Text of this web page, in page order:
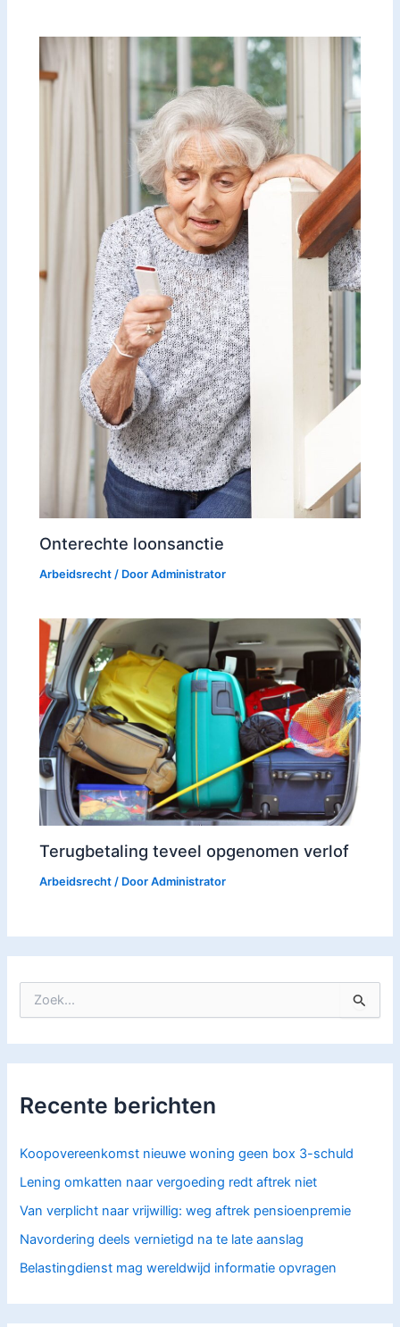
o
a
Recente berichten
Koopovereenkomst nieuwe woning geen box 3-schuld
Lening omkatten naar vergoeding redt aftrek niet
Van verplicht naar vrijwillig: weg aftrek pensioenpremie
Navordering deels vernietigd na te late aanslag
Belastingdienst mag wereldwijd informatie opvragen
Onterechte loonsanctie
Arbeidsrecht / DoorAdministrator
Terugbetaling teveel opgenomen verlof
Arbeidsrecht / DoorAdministrator